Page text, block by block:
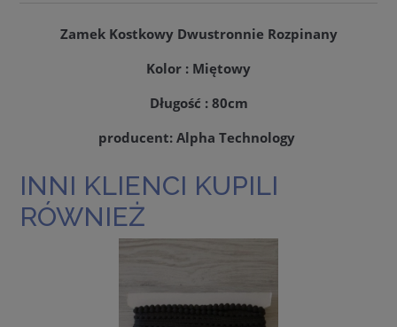
Zamek Kostkowy Dwustronnie Rozpinany
Kolor : Miętowy
Długość : 80cm
producent: Alpha Technology
INNI KLIENCI KUPILI
RÓWNIEŻ